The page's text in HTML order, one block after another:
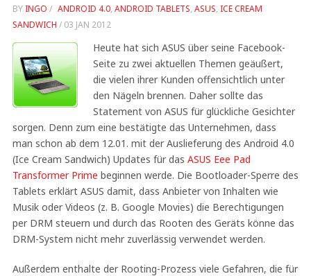
BY INGO / ANDROID 4.0, ANDROID TABLETS, ASUS, ICE CREAM
SANDWICH / 03 JAN 2012
Heute hat sich ASUS über seine Facebook-
Seite zu zwei aktuellen Themen geäußert,
die vielen ihrer Kunden offensichtlich unter
den Nägeln brennen. Daher sollte das
Statement von ASUS für glückliche Gesichter
sorgen. Denn zum eine bestätigte das Unternehmen, dass
man schon ab dem 12.01. mit der Auslieferung des Android 4.0
(Ice Cream Sandwich) Updates für das ASUS Eee Pad
Transformer Prime beginnen werde. Die Bootloader-Sperre des
Tablets erklärt ASUS damit, dass Anbieter von Inhalten wie
Musik oder Videos (z. B. Google Movies) die Berechtigungen
per DRM steuern und durch das Rooten des Geräts könne das
DRM-System nicht mehr zuverlässig verwendet werden.
Außerdem enthalte der Rooting-Prozess viele Gefahren, die für